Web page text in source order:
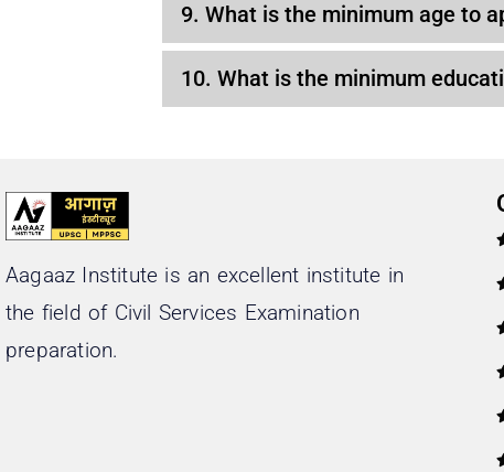
9. What is the minimum age to
10. What is the minimum
Aagaaz Institute is an excellent institute in
the field of Civil Services Examination
preparation.